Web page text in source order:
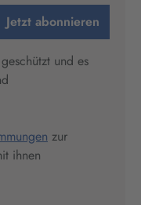
Jetzt abonnieren
und es
zur
ihnen